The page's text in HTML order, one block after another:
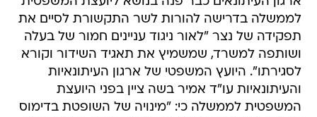
לממשלה בדרישה להורות לשר התקשורת לסיים את
תפקידה של נצר "לאור ניגוד עניינים חמור של בעלה
ושותפה למשרד, שמשמיץ את תאגיד השידור וקורא
לסגירתו". היועץ המשפטי של ארגון העיתונאיות
והעיתונאיות עו"ד אמיר בשה ציין בפני היועצת
המשפטית לממשלה כי: "מינויה של השופטת בדימוס